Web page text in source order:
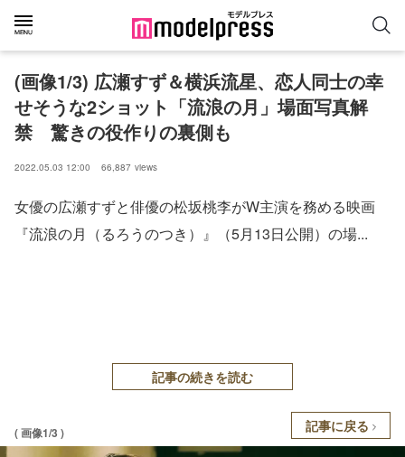
(画像1/3) 広瀬すず＆横浜流星、恋人同士の幸
せそうな2ショット「流浪の月」場面写真解
禁 驚きの役作りの裏側も
2022.05.03 12:00 66,887 views
女優の広瀬すずと俳優の松坂桃李がW主演を務める映画
『流浪の月（るろうのつき）』（5月13日公開）の場...
記事の続きを読む
( 画像1/3 ) 記事に戻る